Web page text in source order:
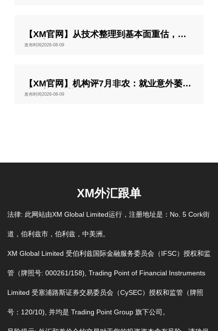
【XM官网】从技术整理到基本面重估，美
元兑加元下一阶段关注焦点浮现
发布时间2026-08-09
【XM官网】机构评7月非农：就业意外萎
缩，美联储迎政策难题
发布时间2026-08-09
XM外汇跟单
法律: 此网站由XM Global Limited运行，注册地址是：No. 5 Cork街
道，伯利兹市，伯利兹，中美洲。
XM Global Limited 受伯利兹国际金融服务委员会（IFSC）授权和监
管（牌照号: 000261/158), Trading Point of Financial Instruments
Limited 受塞浦路斯证券交易委员会（CySEC）授权和监管（牌照
号：120/10), 并均是 Trading Point Group 旗下公司。